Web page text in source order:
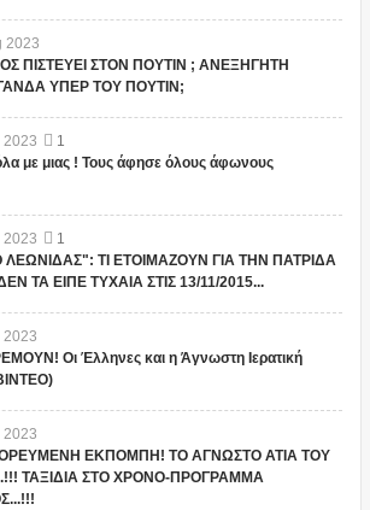
2023
ΠΙΣΤΕΥΕΙ ΣΤΟΝ ΠΟΥΤΙΝ ; ΑΝΕΞΗΓΗΤΗ
ΥΠΕΡ ΤΟΥ ΠΟΥΤΙΝ;
2023
1
με μιας ! Τους άφησε όλους άφωνους
2023
1
ΛΕΩΝΙΔΑΣ": ΤΙ ΕΤΟΙΜΑΖΟΥΝ ΓΙΑ ΤΗΝ ΠΑΤΡΙΔΑ
ΤΑ ΕΙΠΕ ΤΥΧΑΙΑ ΣΤΙΣ 13/11/2015...
2023
Οι Έλληνες και η Άγνωστη Ιερατική
2023
ΕΚΠΟΜΠΗ! ΤΟ ΑΓΝΩΣΤΟ ΑΤΙΑ ΤΟΥ
ΤΑΞΙΔΙΑ ΣΤΟ ΧΡΟΝΟ-ΠΡΟΓΡΑΜΜΑ